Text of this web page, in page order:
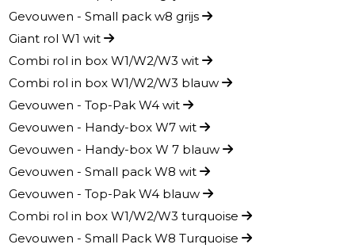
Gevouwen - Small pack w8 grijs
Giant rol W1 wit
Combi rol in box W1/W2/W3 wit
Combi rol in box W1/W2/W3 blauw
Gevouwen - Top-Pak W4 wit
Gevouwen - Handy-box W7 wit
Gevouwen - Handy-box W 7 blauw
Gevouwen - Small pack W8 wit
Gevouwen - Top-Pak W4 blauw
Combi rol in box W1/W2/W3 turquoise
Gevouwen - Small Pack W8 Turquoise